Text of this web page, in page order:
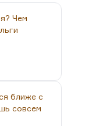
его
— два
Чем
ближе с
совсем